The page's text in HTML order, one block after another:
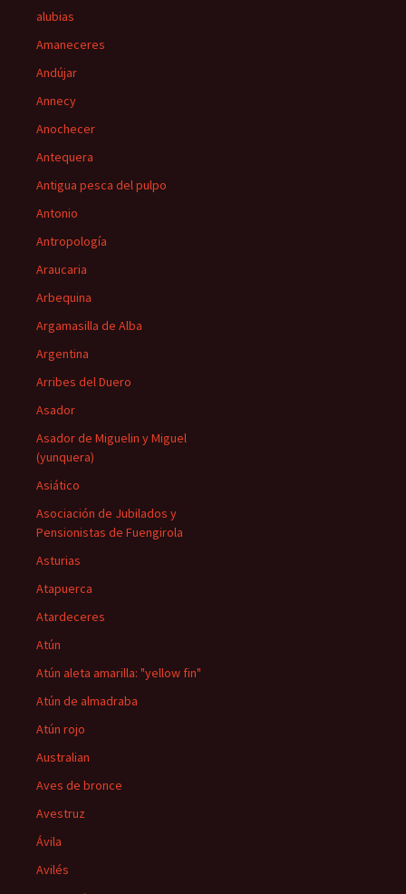
alubias
Amaneceres
Andújar
Annecy
Anochecer
Antequera
Antigua pesca del pulpo
Antonio
Antropología
Araucaria
Arbequina
Argamasilla de Alba
Argentina
Arribes del Duero
Asador
Asador de Miguelin y Miguel
(yunquera)
Asiático
Asociación de Jubilados y
Pensionistas de Fuengirola
Asturias
Atapuerca
Atardeceres
Atún
Atún aleta amarilla: "yellow fin"
Atún de almadraba
Atún rojo
Australian
Aves de bronce
Avestruz
Ávila
Avilés